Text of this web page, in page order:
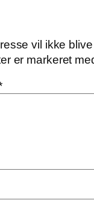
vil ikke
er markeret